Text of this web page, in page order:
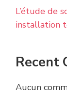
L’étude de
installation
Recent
Aucun